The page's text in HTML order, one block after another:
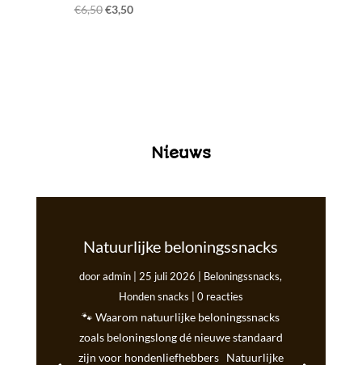
€6,50Oorspronkelijke
€3,50Huidige
Nieuws
Natuurlijke beloningssnacks
dooradmin | 25 juli 2026 | Beloningssnacks,
Honden snacks | 0 reacties
🐾 Waarom natuurlijke beloningssnacks
zoals beloningslong dé nieuwe standaard
zijn voor hondenliefhebbers Natuurlijke